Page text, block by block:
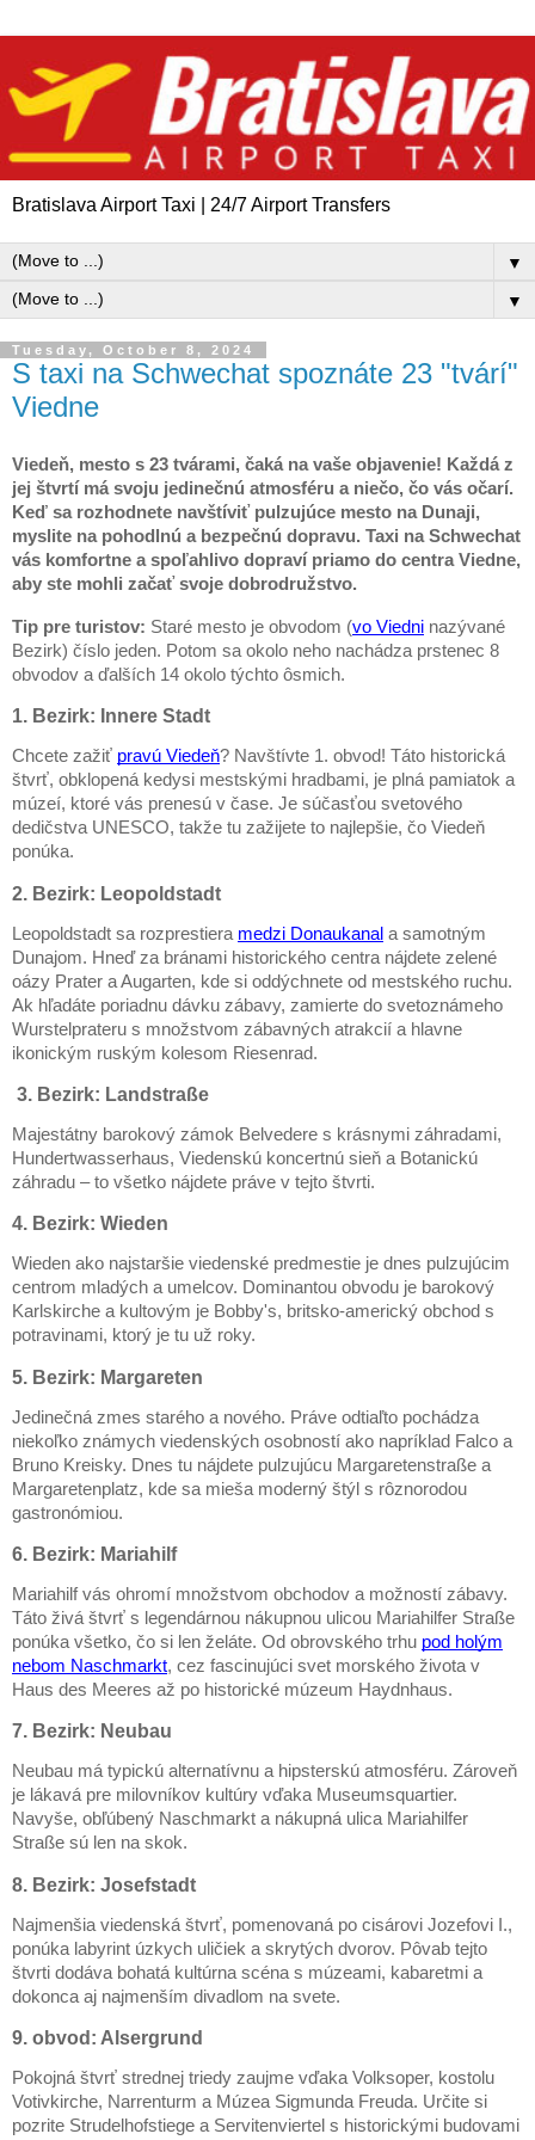
Bratislava Airport Taxi | 24/7 Airport Transfers
▼
▼
Tuesday, October 8, 2024
S taxi na Schwechat spoznáte 23 "tvárí"
Viedne
Viedeň, mesto s 23 tvárami, čaká na vaše objavenie! Každá z
jej štvrtí má svoju jedinečnú atmosféru a niečo, čo vás očarí.
Keď sa rozhodnete navštíviť pulzujúce mesto na Dunaji,
myslite na pohodlnú a bezpečnú dopravu. Taxi na Schwechat
vás komfortne a spoľahlivo dopraví priamo do centra Viedne,
aby ste mohli začať svoje dobrodružstvo.
Tip pre turistov: Staré mesto je obvodom (vo Viedni nazývané
Bezirk) číslo jeden. Potom sa okolo neho nachádza prstenec 8
obvodov a ďalších 14 okolo týchto ôsmich.
1. Bezirk: Innere Stadt
Chcete zažiť pravú Viedeň? Navštívte 1. obvod! Táto historická
štvrť, obklopená kedysi mestskými hradbami, je plná pamiatok a
múzeí, ktoré vás prenesú v čase. Je súčasťou svetového
dedičstva UNESCO, takže tu zažijete to najlepšie, čo Viedeň
ponúka.
2. Bezirk: Leopoldstadt
Leopoldstadt sa rozprestiera medzi Donaukanal a samotným
Dunajom. Hneď za bránami historického centra nájdete zelené
oázy Prater a Augarten, kde si oddýchnete od mestského ruchu.
Ak hľadáte poriadnu dávku zábavy, zamierte do svetoznámeho
Wurstelprateru s množstvom zábavných atrakcií a hlavne
ikonickým ruským kolesom Riesenrad.
3. Bezirk: Landstraße
Majestátny barokový zámok Belvedere s krásnymi záhradami,
Hundertwasserhaus, Viedenskú koncertnú sieň a Botanickú
záhradu – to všetko nájdete práve v tejto štvrti.
4. Bezirk: Wieden
Wieden ako najstaršie viedenské predmestie je dnes pulzujúcim
centrom mladých a umelcov. Dominantou obvodu je barokový
Karlskirche a kultovým je Bobby's, britsko-americký obchod s
potravinami, ktorý je tu už roky.
5. Bezirk: Margareten
Jedinečná zmes starého a nového. Práve odtiaľto pochádza
niekoľko známych viedenských osobností ako napríklad Falco a
Bruno Kreisky. Dnes tu nájdete pulzujúcu Margaretenstraße a
Margaretenplatz, kde sa mieša moderný štýl s rôznorodou
gastronómiou.
6. Bezirk: Mariahilf
Mariahilf vás ohromí množstvom obchodov a možností zábavy.
Táto živá štvrť s legendárnou nákupnou ulicou Mariahilfer Straße
ponúka všetko, čo si len želáte. Od obrovského trhu pod holým
nebom Naschmarkt, cez fascinujúci svet morského života v
Haus des Meeres až po historické múzeum Haydnhaus.
7. Bezirk: Neubau
Neubau má typickú alternatívnu a hipsterskú atmosféru. Zároveň
je lákavá pre milovníkov kultúry vďaka Museumsquartier.
Navyše, obľúbený Naschmarkt a nákupná ulica Mariahilfer
Straße sú len na skok.
8. Bezirk: Josefstadt
Najmenšia viedenská štvrť, pomenovaná po cisárovi Jozefovi I.,
ponúka labyrint úzkych uličiek a skrytých dvorov. Pôvab tejto
štvrti dodáva bohatá kultúrna scéna s múzeami, kabaretmi a
dokonca aj najmenším divadlom na svete.
9. obvod: Alsergrund
Pokojná štvrť strednej triedy zaujme vďaka Volksoper, kostolu
Votivkirche, Narrenturm a Múzea Sigmunda Freuda. Určite si
pozrite Strudelhofstiege a Servitenviertel s historickými budovami